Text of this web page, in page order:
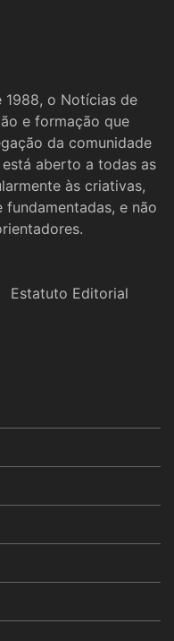
1988, o Notícias de
e formação que
da comunidade
aberto a todas as
às criativas,
fundamentadas, e não
Estatuto Editorial